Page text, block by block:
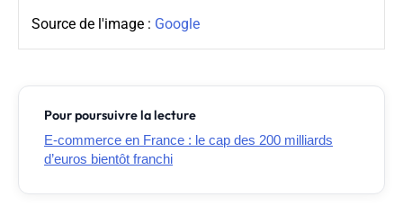
Source de l'image : Google
Pour poursuivre la lecture
E-commerce en France : le cap des 200 milliards
d’euros bientôt franchi